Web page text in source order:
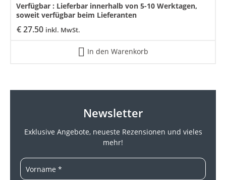
€27.50 inkl. MwSt.
Verfügbar : Lieferbar innerhalb von 5-10 Werktagen,
soweit verfügbar beim Lieferanten
In den Warenkorb
Newsletter
Exklusive Angebote, neueste Rezensionen und vieles
mehr!